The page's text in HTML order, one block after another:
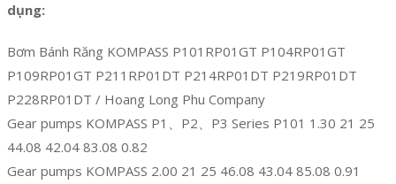
dụng:
Bơm Bánh Răng KOMPASS P101RP01GT P104RP01GT
P109RP01GT P211RP01DT P214RP01DT P219RP01DT
P228RP01DT / Hoang Long Phu Company
Gear pumps KOMPASS P1、P2、P3 Series P101 1.30 21 25
44.08 42.04 83.08 0.82
Gear pumps KOMPASS 2.00 21 25 46.08 43.04 85.08 0.91